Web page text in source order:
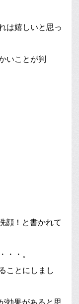
は嬉しいと思っ
いことが判
顔！と書かれて
・・。
ことにしまし
効果があると思